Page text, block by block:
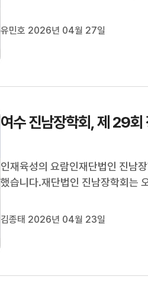
고 밝혔습니다.이어, 이원화된 의
유민호 2026년 04월 27일
여수 진남장학회, 제 29회
인재육성의 요람인재단법인 진남
했습니다.재단법인 진남장학회는
재단법인 진남장학회는지난 1997
김종태 2026년 04월 23일